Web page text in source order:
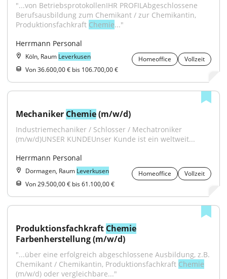
"...von BetriebsprotokollenIHR PROFILAbgeschlossene
Berufsausbildung zum Chemikant / zur Chemikantin,
Produktionsfachkraft Chemie..."
Herrmann Personal
Köln, Raum Leverkusen Homeoffice
Vollzeit
Von 36.600,00 € bis 106.700,00 €
Mechaniker Chemie (m/w/d)
Industriemechaniker / Schlosser / Mechatroniker
(m/w/d)UNSER KUNDEUnser Kunde ist ein weltweit...
Herrmann Personal
Dormagen, Raum Leverkusen Homeoffice
Vollzeit
Von 29.500,00 € bis 61.100,00 €
Produktionsfachkraft Chemie
Farbenherstellung (m/w/d)
"...über eine erfolgreich abgeschlossene Ausbildung, z.B.
Chemikant / Chemikantin, Produktionsfachkraft Chemie
(m/w/d) oder vergleichbare..."